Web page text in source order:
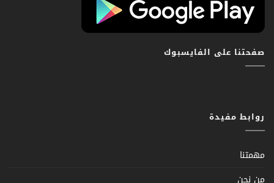
صفحتنا على الفايسبوك
روابط مفيدة
مهمتنا